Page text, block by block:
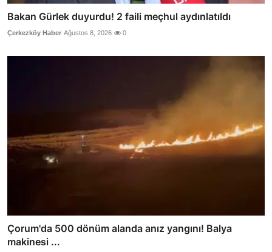
Bakan Gürlek duyurdu! 2 faili meçhul aydınlatıldı
Çerkezköy Haber Ağustos 8, 2026 0
Çorum'da 500 dönüm alanda anız yangını! Balya
makinesi ...